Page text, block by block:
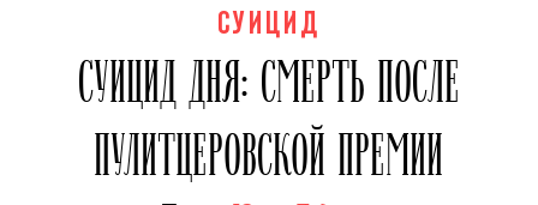
СУИЦИД
СУИЦИД ДНЯ: СМЕРТЬ ПОСЛЕ
ПУЛИТЦЕРОВСКОЙ ПРЕМИИ